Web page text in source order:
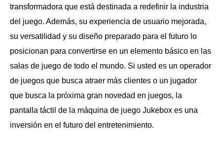
transformadora que está destinada a redefinir la industria
del juego. Además, su experiencia de usuario mejorada,
su versatilidad y su diseño preparado para el futuro lo
posicionan para convertirse en un elemento básico en las
salas de juego de todo el mundo. Si usted es un operador
de juegos que busca atraer más clientes o un jugador
que busca la próxima gran novedad en juegos, la
pantalla táctil de la máquina de juego Jukebox es una
inversión en el futuro del entretenimiento.